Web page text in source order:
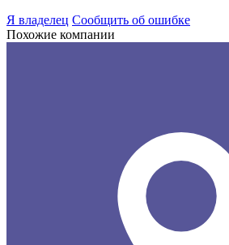
Я владелец Сообщить об ошибке
Похожие компании